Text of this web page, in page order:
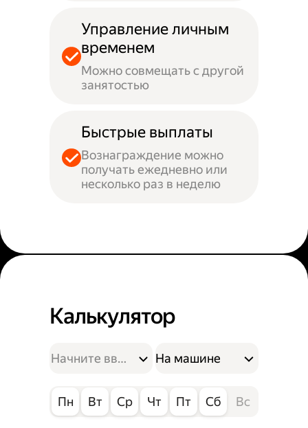
Управление личным
временем
Можно совмещать с другой
занятостью
Быстрые выплаты
Вознаграждение можно
получать ежедневно или
несколько раз в неделю
Калькулятор
На машине
Пн Вт Ср Чт Пт Сб Вс